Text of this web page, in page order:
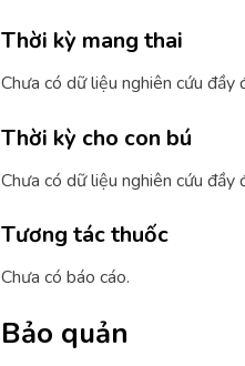
Thời kỳ mang thai
Chưa có dữ liệu nghiên cứu
Thời kỳ cho con bú
Chưa có dữ liệu nghiên cứu
Tương tác thuốc
Chưa có báo cáo.
Bảo quản